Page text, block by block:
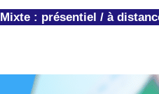
Mixte : présentiel / à